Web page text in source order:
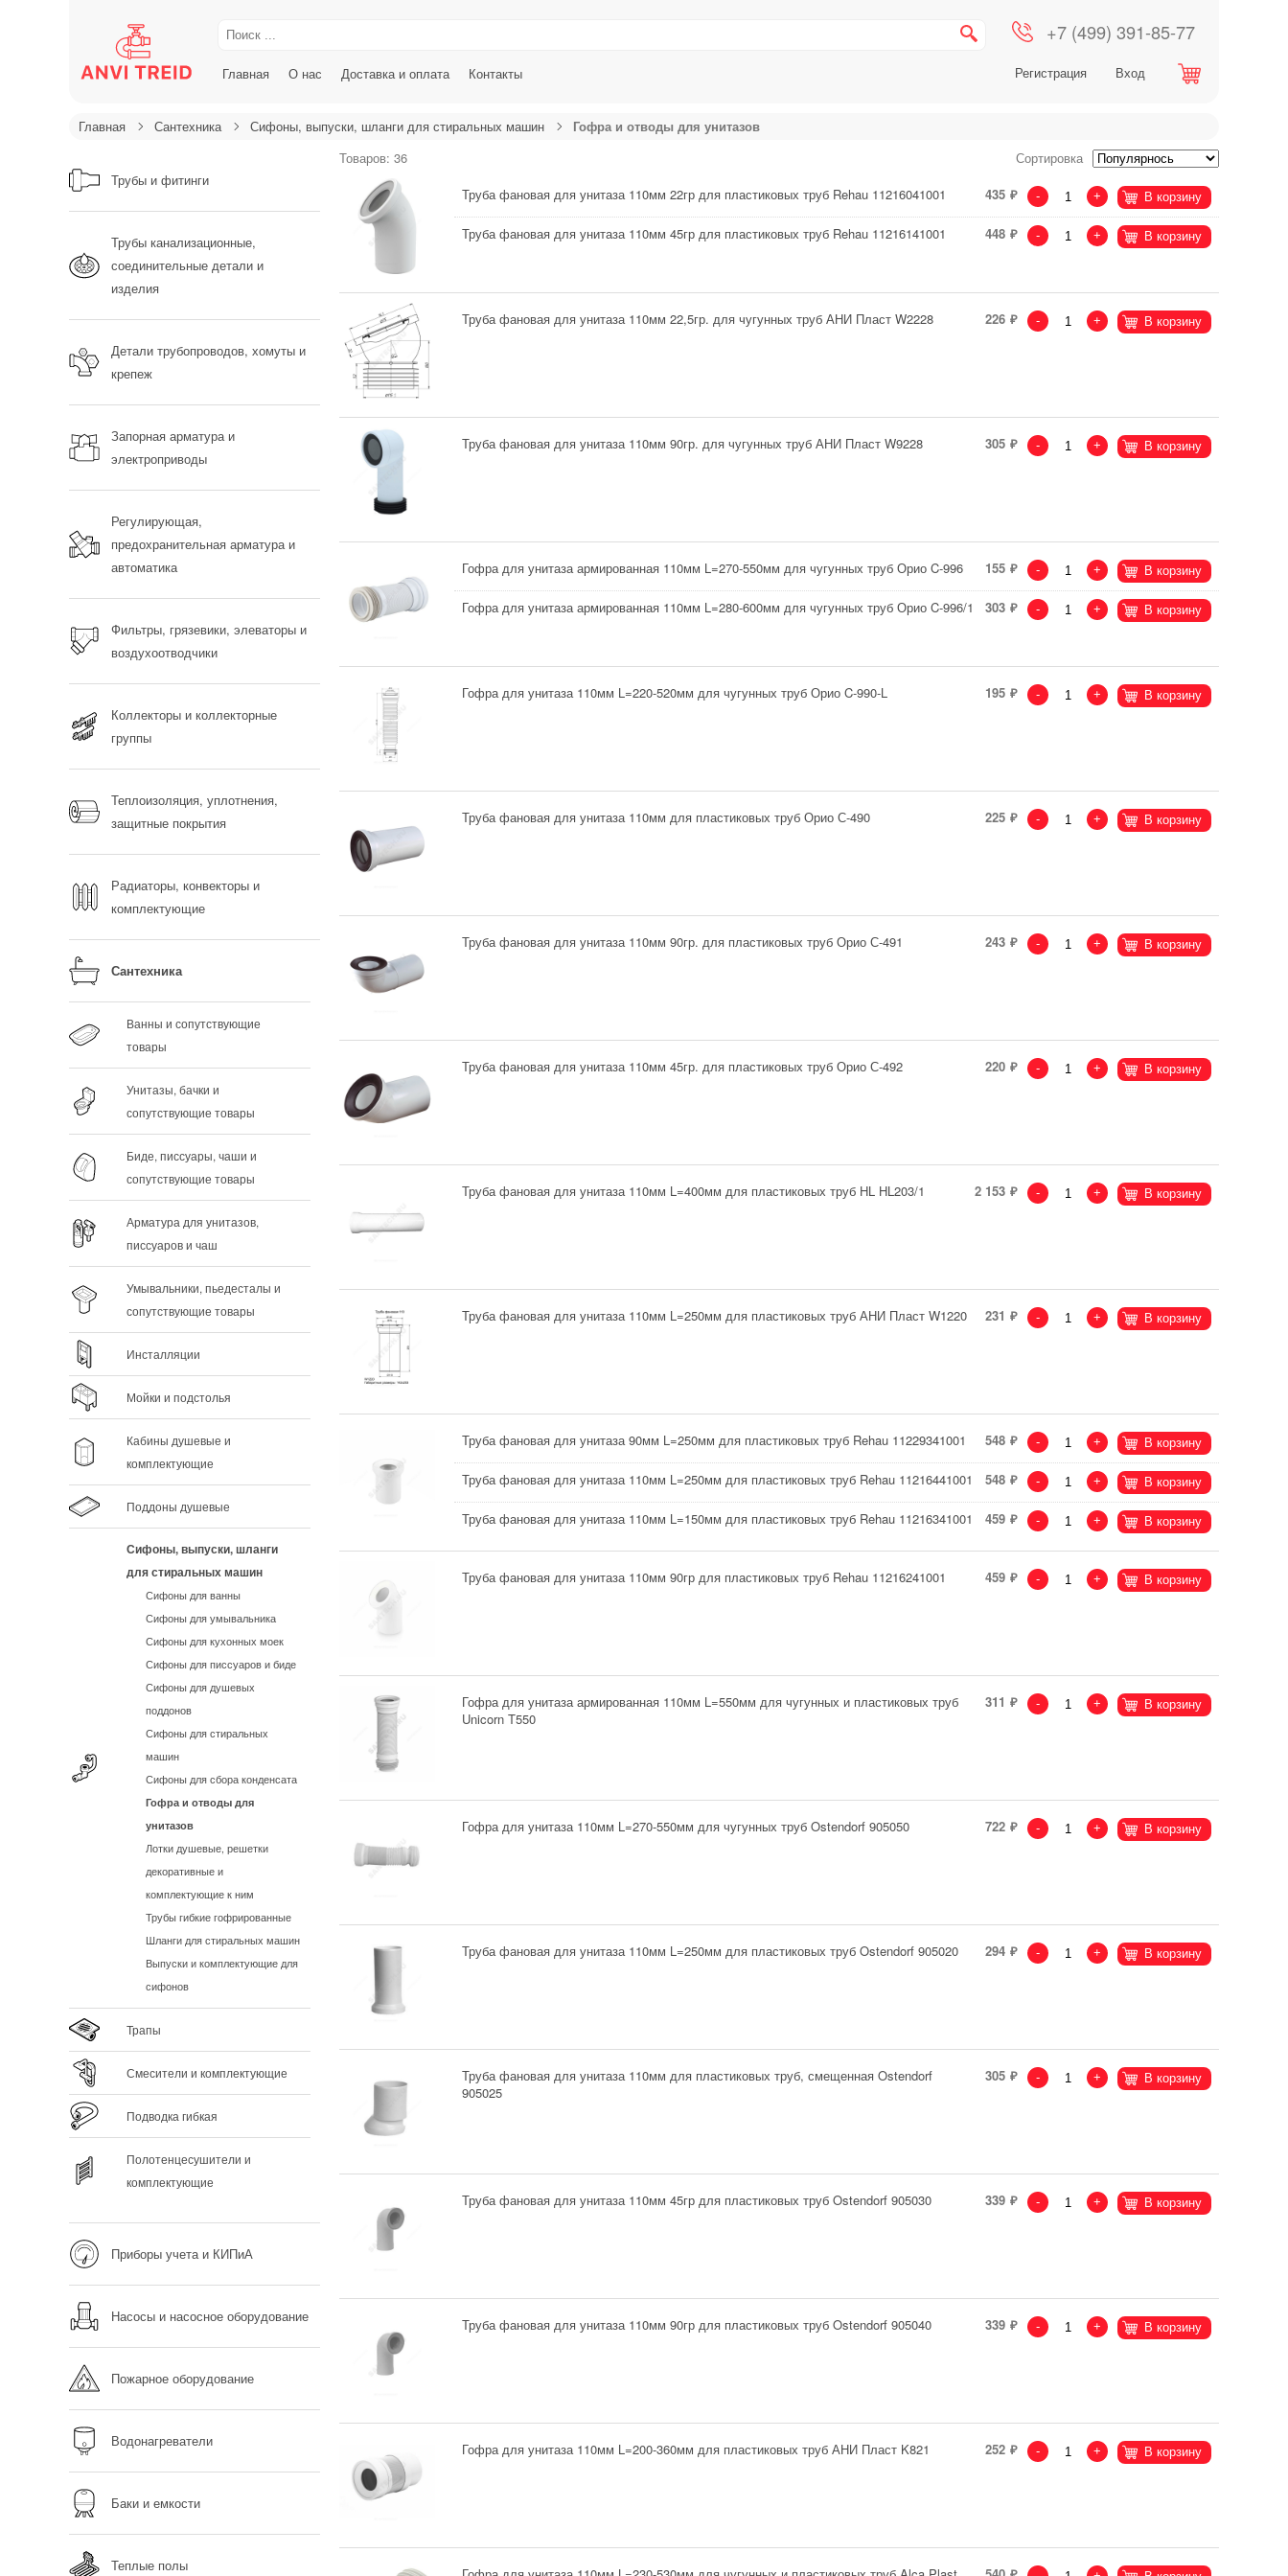
Главная О нас Доставка и оплата Контакты
+7 (499) 391-85-77
Регистрация Вход
Главная Сантехника Сифоны, выпуски, шланги для стиральных машин Гофра и отводы для унитазов
Трубы и фитинги
Трубы канализационные,
соединительные детали и
изделия
Детали трубопроводов, хомуты и
крепеж
Запорная арматура и
электроприводы
Регулирующая,
предохранительная арматура и
автоматика
Фильтры, грязевики, элеваторы и
воздухоотводчики
Коллекторы и коллекторные
группы
Теплоизоляция, уплотнения,
защитные покрытия
Радиаторы, конвекторы и
комплектующие
Сантехника
Ванны и сопутствующие
товары
Унитазы, бачки и
сопутствующие товары
Биде, писсуары, чаши и
сопутствующие товары
Арматура для унитазов,
писсуаров и чаш
Умывальники, пьедесталы и
сопутствующие товары
Инсталляции
Мойки и подстолья
Кабины душевые и
комплектующие
Поддоны душевые
Сифоны, выпуски, шланги
для стиральных машин
Сифоны для ванны
Сифоны для умывальника
Сифоны для кухонных моек
Сифоны для писсуаров и биде
Сифоны для душевых
поддонов
Сифоны для стиральных
машин
Сифоны для сбора конденсата
Гофра и отводы для
унитазов
Лотки душевые, решетки
декоративные и
комплектующие к ним
Трубы гибкие гофрированные
Шланги для стиральных машин
Выпуски и комплектующие для
сифонов
Трапы
Смесители и комплектующие
Подводка гибкая
Полотенцесушители и
комплектующие
Приборы учета и КИПиА
Насосы и насосное оборудование
Пожарное оборудование
Водонагреватели
Баки и емкости
Теплые полы
Товаров: 36
Сортировка
Труба фановая для унитаза 110мм 22гр для пластиковых труб Rehau 11216041001
435 - + В корзину
Труба фановая для унитаза 110мм 45гр для пластиковых труб Rehau 11216141001 448 - + В корзину
Труба фановая для унитаза 110мм 22,5гр. для чугунных труб АНИ Пласт W2228 226 - + В корзину
Труба фановая для унитаза 110мм 90гр. для чугунных труб АНИ Пласт W9228 305 - + В корзину
Гофра для унитаза армированная 110мм L=270-550мм для чугунных труб Орио C-996 155 - + В корзину
Гофра для унитаза армированная 110мм L=280-600мм для чугунных труб Орио C-996/1 303 - + В корзину
Гофра для унитаза 110мм L=220-520мм для чугунных труб Орио C-990-L 195 - + В корзину
Труба фановая для унитаза 110мм для пластиковых труб Орио С-490 225 - + В корзину
Труба фановая для унитаза 110мм 90гр. для пластиковых труб Орио С-491 243 - + В корзину
Труба фановая для унитаза 110мм 45гр. для пластиковых труб Орио С-492 220 - + В корзину
Труба фановая для унитаза 110мм L=400мм для пластиковых труб HL HL203/1 2 153 - + В корзину
Труба фановая для унитаза 110мм L=250мм для пластиковых труб АНИ Пласт W1220 231 - + В корзину
Труба фановая для унитаза 90мм L=250мм для пластиковых труб Rehau 11229341001 548 - + В корзину
Труба фановая для унитаза 110мм L=250мм для пластиковых труб Rehau 11216441001 548 - + В корзину
Труба фановая для унитаза 110мм L=150мм для пластиковых труб Rehau 11216341001 459 - + В корзину
Труба фановая для унитаза 110мм 90гр для пластиковых труб Rehau 11216241001 459 - + В корзину
Гофра для унитаза армированная 110мм L=550мм для чугунных и пластиковых труб
Unicorn T550
311 - + В корзину
Гофра для унитаза 110мм L=270-550мм для чугунных труб Ostendorf 905050 722 - + В корзину
Труба фановая для унитаза 110мм L=250мм для пластиковых труб Ostendorf 905020 294 - + В корзину
Труба фановая для унитаза 110мм для пластиковых труб, смещенная Ostendorf
905025
305 - + В корзину
Труба фановая для унитаза 110мм 45гр для пластиковых труб Ostendorf 905030 339 - + В корзину
Труба фановая для унитаза 110мм 90гр для пластиковых труб Ostendorf 905040 339 - + В корзину
Гофра для унитаза 110мм L=200-360мм для пластиковых труб АНИ Пласт K821 252 - + В корзину